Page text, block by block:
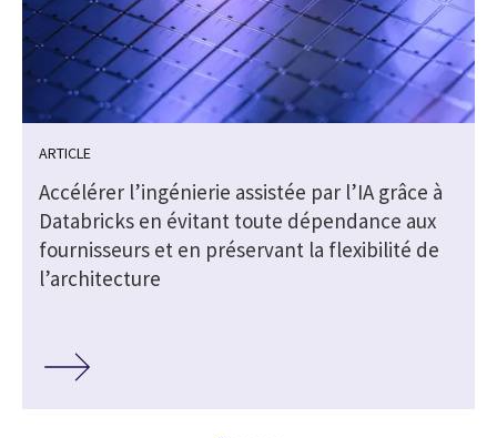
ARTICLE
Accélérer l’ingénierie assistée par l’IA grâce à
Databricks en évitant toute dépendance aux
fournisseurs et en préservant la flexibilité de
l’architecture